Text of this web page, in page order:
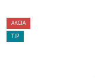
AKCIA
TIP